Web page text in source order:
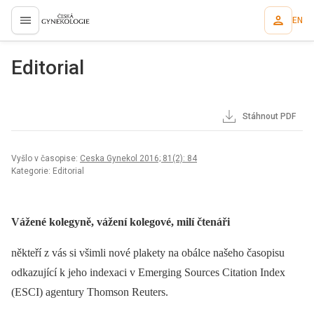
proLékaře.cz EN
Editorial
Stáhnout PDF
Vyšlo v časopise: Ceska Gynekol 2016; 81(2): 84
Kategorie: Editorial
Vážené kolegyně, vážení kolegové, milí čtenáři
někteří z vás si všimli nové plakety na obálce našeho časopisu
odkazující k jeho indexaci v Emerging Sources Citation Index
(ESCI) agentury Thomson Reuters.